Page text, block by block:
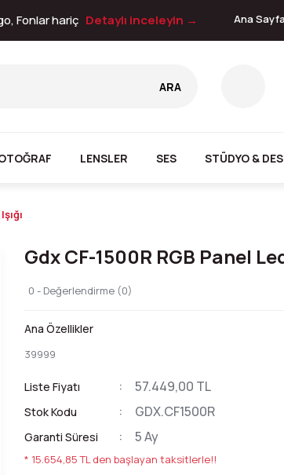
Fonlar hariç Detaylı inceleyin → Ana
ARA
LENSLER SES STÜDYO &
Gdx CF-1500R RGB Panel
0 - Değerlendirme (0)
Ana Özellikler
39999
Liste Fiyatı 57.449,00 TL
Stok Kodu GDX.CF1500R
Garanti Süresi 5 Ay
* 15.654,85 TL den başlayan taksitlerle!!